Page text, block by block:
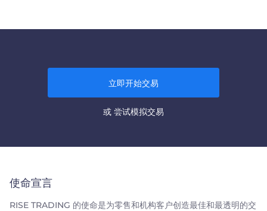
立即开始交易
或 尝试模拟交易
使命宣言
RISE TRADING 的使命是为零售和机构客户创造最佳和最透明的交